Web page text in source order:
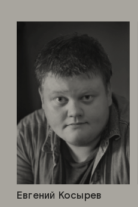
Евгений Косырев